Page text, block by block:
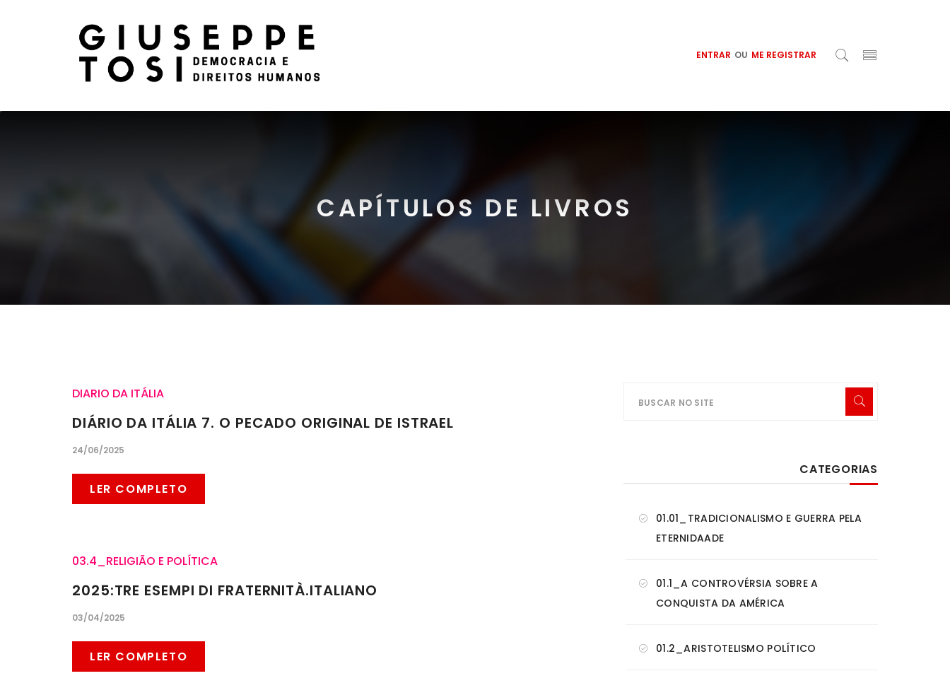
ENTRAR OU ME REGISTRAR
CAPÍTULOS DE LIVROS
DIARIO DA ITÁLIA
DIÁRIO DA ITÁLIA 7. O PECADO ORIGINAL DE ISTRAEL
24/06/2025
LER COMPLETO
03.4_RELIGIÃO E POLÍTICA
2025:TRE ESEMPI DI FRATERNITÀ.ITALIANO
03/04/2025
LER COMPLETO
CATEGORIAS
01.01_TRADICIONALISMO E GUERRA PELA
ETERNIDAADE
01.1_A CONTROVÉRSIA SOBRE A
CONQUISTA DA AMÉRICA
01.2_ARISTOTELISMO POLÍTICO